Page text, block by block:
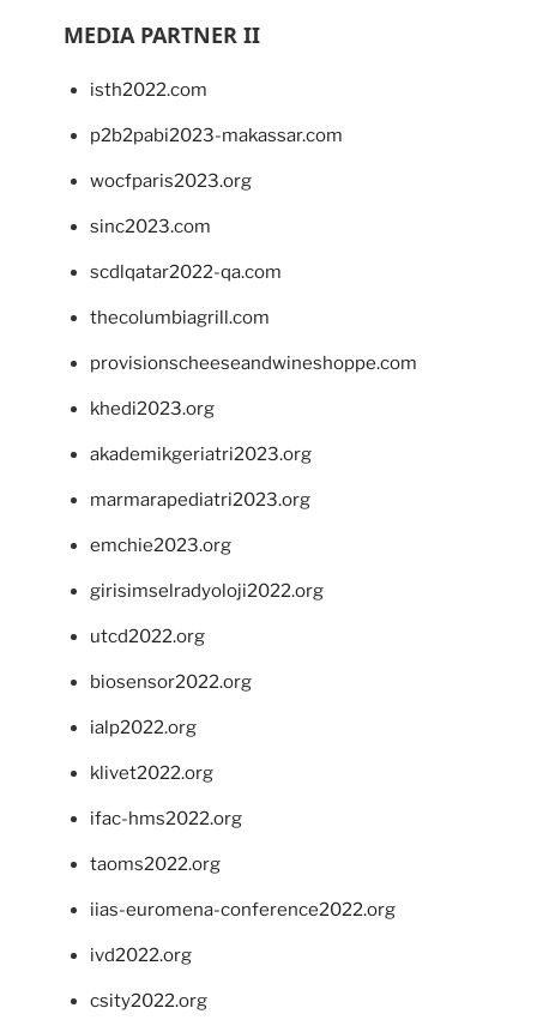
MEDIA PARTNER II
isth2022.com
p2b2pabi2023-makassar.com
wocfparis2023.org
sinc2023.com
scdlqatar2022-qa.com
thecolumbiagrill.com
provisionscheeseandwineshoppe.com
khedi2023.org
akademikgeriatri2023.org
marmarapediatri2023.org
emchie2023.org
girisimselradyoloji2022.org
utcd2022.org
biosensor2022.org
ialp2022.org
klivet2022.org
ifac-hms2022.org
taoms2022.org
iias-euromena-conference2022.org
ivd2022.org
csity2022.org